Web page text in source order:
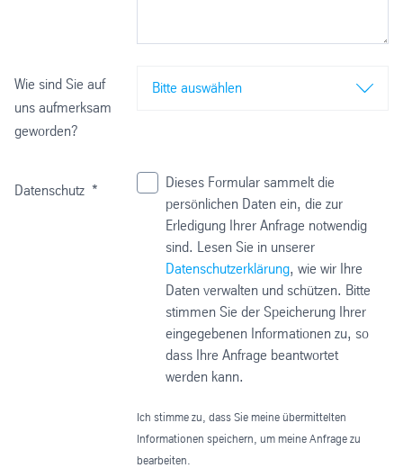
Wie sind Sie auf
uns aufmerksam
geworden?
Bitte auswählen
Datenschutz *
Dieses Formular sammelt die
persönlichen Daten ein, die zur
Erledigung Ihrer Anfrage notwendig
sind. Lesen Sie in unserer
Datenschutzerklärung, wie wir Ihre
Daten verwalten und schützen. Bitte
stimmen Sie der Speicherung Ihrer
eingegebenen Informationen zu, so
dass Ihre Anfrage beantwortet
werden kann.
Ich stimme zu, dass Sie meine übermittelten
Informationen speichern, um meine Anfrage zu
bearbeiten.